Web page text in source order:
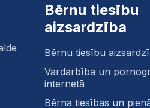
Bērnu tiesību
aizsardzība
Bērnu tiesību
Vardarbība un
internetā
Bērna tiesības un